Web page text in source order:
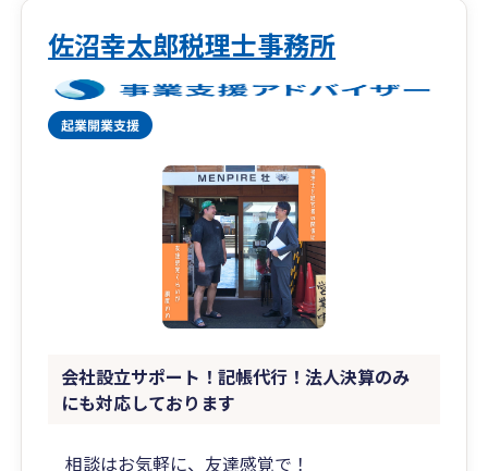
佐沼幸太郎税理士事務所
会社設立サポート！記帳代行！法人決算のみ
にも対応しております
相談はお気軽に、友達感覚で！